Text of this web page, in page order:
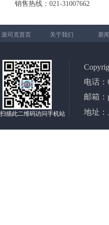
销售热线：021-31007662
派司克首页 关于我们 新
电话：
邮箱：
地址
扫描此二维码访问手机站